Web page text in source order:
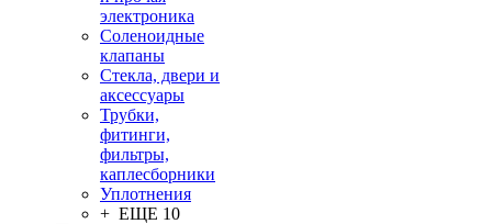
электроника
Соленоидные
клапаны
Стекла, двери и
аксессуары
Трубки,
фитинги,
фильтры,
каплесборники
Уплотнения
+ ЕЩЕ 10